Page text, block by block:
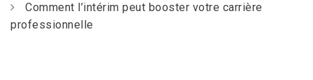
Comment l’intérim peut booster votre carrière
professionnelle